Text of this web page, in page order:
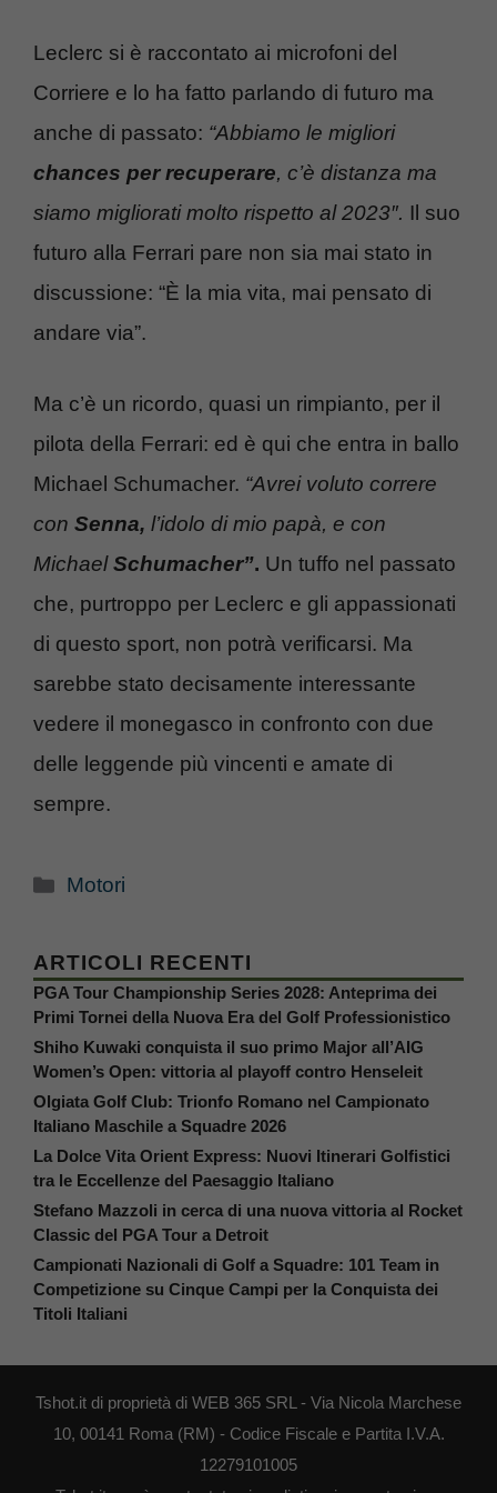
Leclerc si è raccontato ai microfoni del
Corriere e lo ha fatto parlando di futuro ma
anche di passato: “Abbiamo le migliori
chances per recuperare, c’è distanza ma
siamo migliorati molto rispetto al 2023″. Il suo
futuro alla Ferrari pare non sia mai stato in
discussione: “È la mia vita, mai pensato di
andare via”.
Ma c’è un ricordo, quasi un rimpianto, per il
pilota della Ferrari: ed è qui che entra in ballo
Michael Schumacher. “Avrei voluto correre
con Senna, l’idolo di mio papà, e con
MichaelSchumacher”. Un tuffo nel passato
che, purtroppo per Leclerc e gli appassionati
di questo sport, non potrà verificarsi. Ma
sarebbe stato decisamente interessante
vedere il monegasco in confronto con due
delle leggende più vincenti e amate di
sempre.
Categorie
Motori
ARTICOLI RECENTI
PGA Tour Championship Series 2028: Anteprima dei
Primi Tornei della Nuova Era del Golf Professionistico
Shiho Kuwaki conquista il suo primo Major all’AIG
Women’s Open: vittoria al playoff contro Henseleit
Olgiata Golf Club: Trionfo Romano nel Campionato
Italiano Maschile a Squadre 2026
La Dolce Vita Orient Express: Nuovi Itinerari Golfistici
tra le Eccellenze del Paesaggio Italiano
Stefano Mazzoli in cerca di una nuova vittoria al Rocket
Classic del PGA Tour a Detroit
Campionati Nazionali di Golf a Squadre: 101 Team in
Competizione su Cinque Campi per la Conquista dei
Titoli Italiani
Tshot.it di proprietà di WEB 365 SRL - Via Nicola Marchese
10, 00141 Roma (RM) - Codice Fiscale e Partita I.V.A.
12279101005